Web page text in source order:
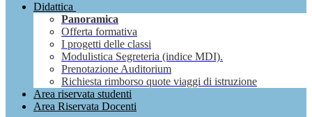
Didattica
Panoramica
Offerta formativa
I progetti delle classi
Modulistica Segreteria (indice MDI).
Prenotazione Auditorium
Richiesta rimborso quote viaggi di istruzione
Area riservata studenti
Area Riservata Docenti